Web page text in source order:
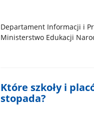
Departament Informacji i
Ministerstwo Edukacji
Które szkoły i
stopada?